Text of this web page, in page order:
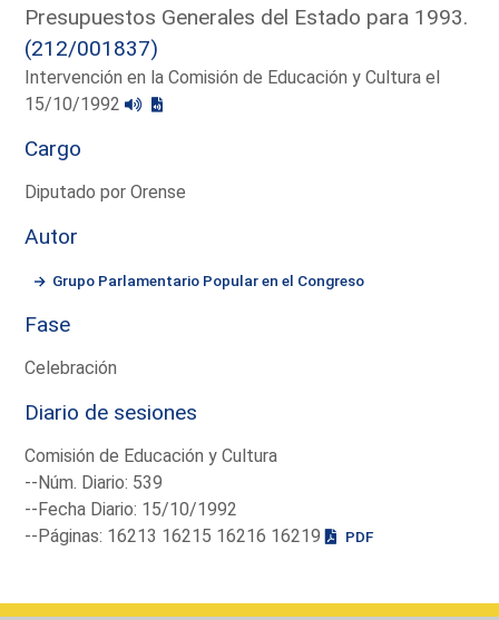
Presupuestos Generales del Estado para 1993.
(212/001837)
Intervención en la Comisión de Educación y Cultura el
15/10/1992
Cargo
Diputado por Orense
Autor
Grupo Parlamentario Popular en el Congreso
Fase
Celebración
Diario de sesiones
Comisión de Educación y Cultura
--Núm. Diario: 539
--Fecha Diario: 15/10/1992
--Páginas: 16213 16215 16216 16219
PDF